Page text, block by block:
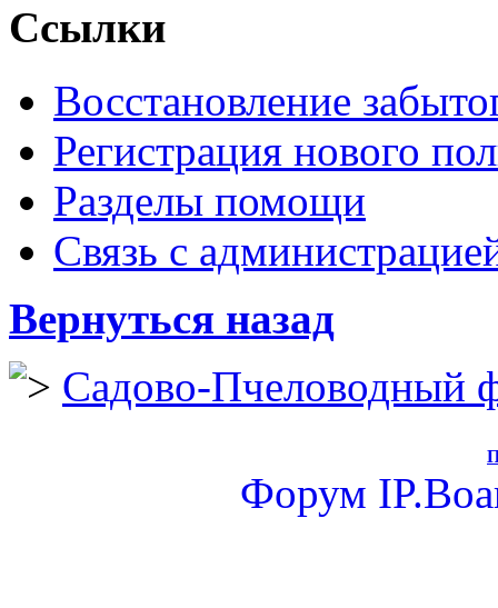
Ссылки
Восстановление
Регистрация нового
Разделы помощи
Связь с
Вернуться назад
Садово-Пчеловодный
Форум